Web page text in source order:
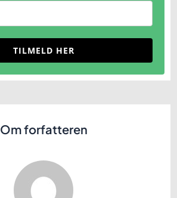
TILMELD HER
Om forfatteren